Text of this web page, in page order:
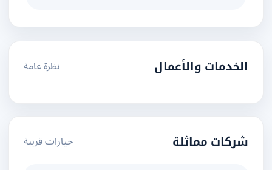
الخدمات والأعمال نظرة عامة
شركات مماثلة خيارات قريبة